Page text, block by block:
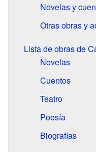
Novelas y
Otras obras y
Lista de obras de
Novelas
Cuentos
Teatro
Poesía
Biografías